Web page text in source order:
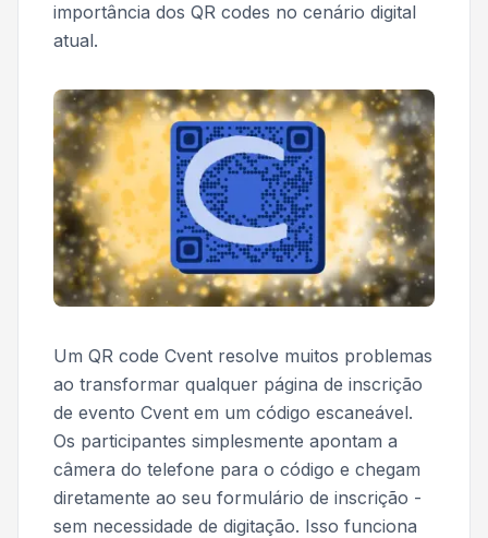
importância dos QR codes no cenário digital
atual.
Um QR code Cvent resolve muitos problemas
ao transformar qualquer página de inscrição
de evento Cvent em um código escaneável.
Os participantes simplesmente apontam a
câmera do telefone para o código e chegam
diretamente ao seu formulário de inscrição -
sem necessidade de digitação. Isso funciona